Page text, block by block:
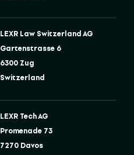
LEXR Law Switzerland AG
Gartenstrasse 6
6300 Zug
Switzerland
LEXR Tech AG
Promenade 73
7270 Davos